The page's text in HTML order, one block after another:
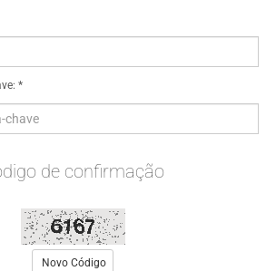
*
de confirmação
Novo Código